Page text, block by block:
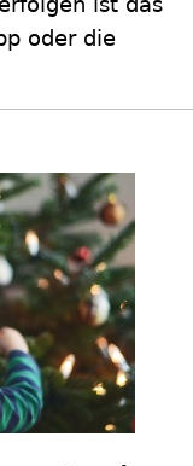
oder die